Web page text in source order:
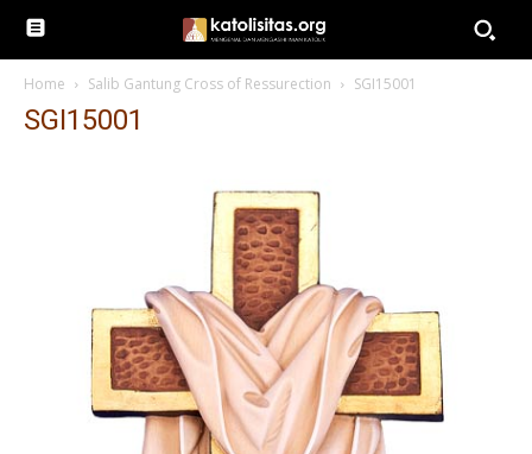
Home Salib Gantung Cross of Ressurection SGI15001
SGI15001